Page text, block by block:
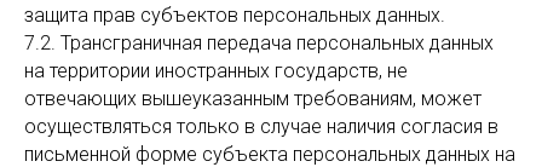
защита прав субъектов персональных данных.
7.2. Трансграничная передача персональных данных
на территории иностранных государств, не
отвечающих вышеуказанным требованиям, может
осуществляться только в случае наличия согласия в
письменной форме субъекта персональных данных на